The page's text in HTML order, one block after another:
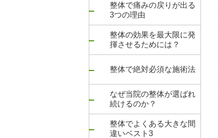
整体で痛みの戻りが出る
3つの理由
整体の効果を最大限に発
揮させるためには？
整体で絶対必須な施術法
なぜ当院の整体が選ばれ
続けるのか？
整体でよくある大きな間
違いベスト3